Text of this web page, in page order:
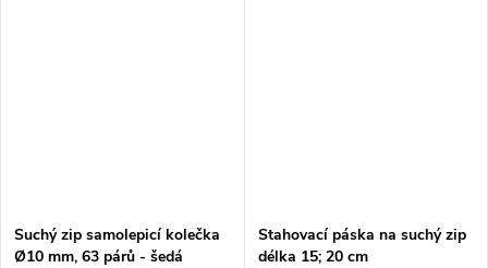
Suchý zip samolepicí kolečka
Ø10 mm, 63 párů - šedá
Stahovací páska na suchý zip
délka 15; 20 cm